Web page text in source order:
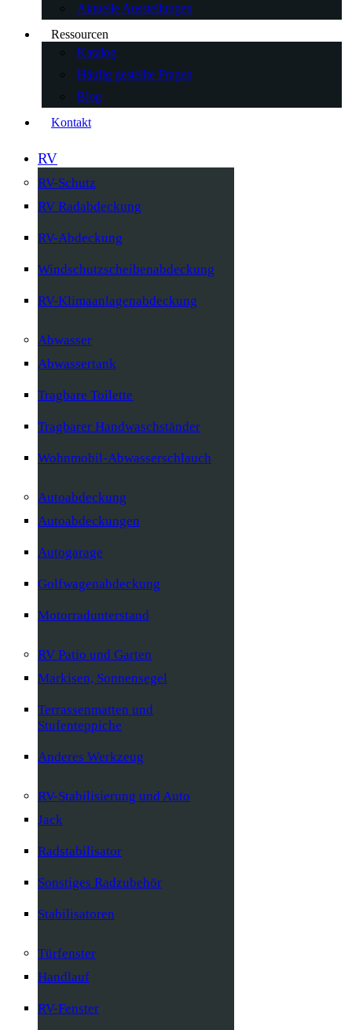
Aktuelle Ausstellungen
Ressourcen
Katalog
Häufig gestellte Fragen
Blog
Kontakt
RV
RV-Schutz
RV Radabdeckung
RV-Abdeckung
Windschutzscheibenabdeckung
RV-Klimaanlagenabdeckung
Abwasser
Abwassertank
Tragbare Toilette
Tragbarer Handwaschständer
Wohnmobil-Abwasserschlauch
Autoabdeckung
Autoabdeckungen
Autogarage
Golfwagenabdeckung
Motorradunterstand
RV Patio und Garten
Markisen, Sonnensegel
Terrassenmatten und
Stufenteppiche
Anderes Werkzeug
RV-Stabilisierung und Auto
Jack
Radstabilisator
Sonstiges Radzubehör
Stabilisatoren
Türfenster
Handlauf
RV-Fenster